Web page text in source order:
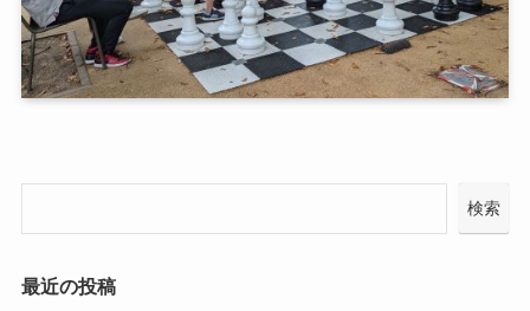
検索
最近の投稿